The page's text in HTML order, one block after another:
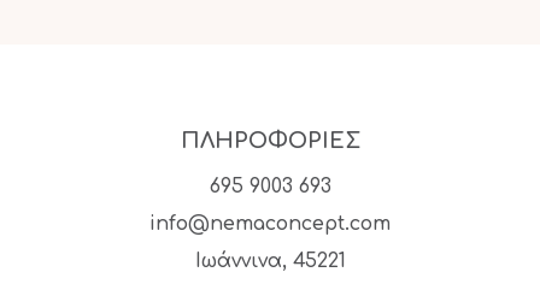
ΠΛΗΡΟΦΟΡΙΕΣ
695 9003 693
info@nemaconcept.com
Ιωάννινα, 45221